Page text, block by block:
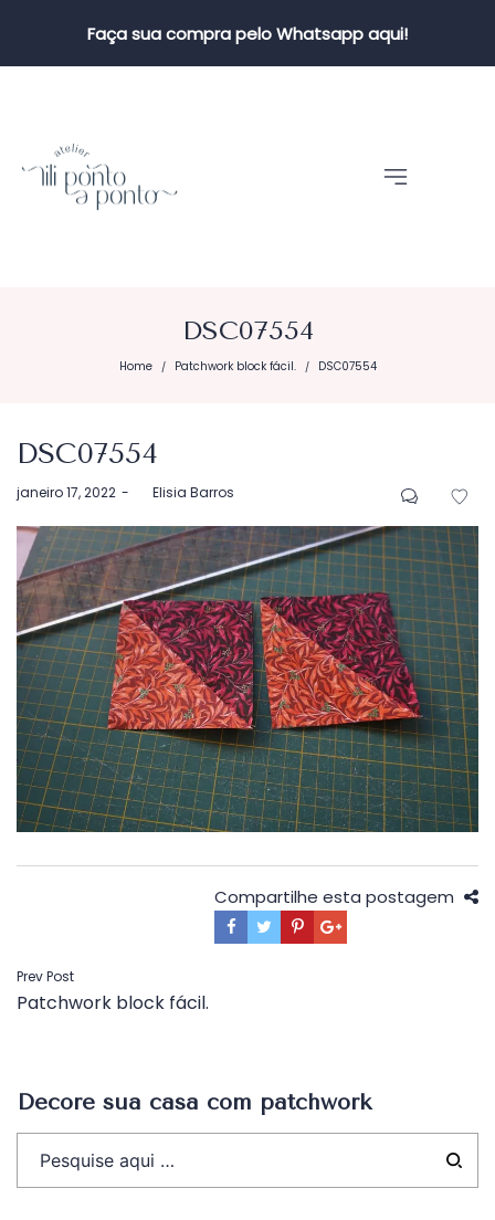
Faça sua compra pelo Whatsapp aqui!
DSC07554
Home / Patchwork block fácil. / DSC07554
DSC07554
Postado
janeiro 17, 2022 byElisia Barros
Compartilhe esta postagem
Navegação
de
Prev Post
Patchwork block fácil.
Decore sua casa com patchwork